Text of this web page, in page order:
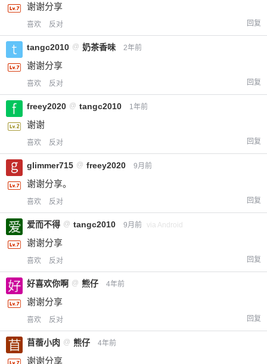
谢谢分享
喜欢 反对 回复
tangc2010 @ 奶茶香味 2年前
谢谢分享
喜欢 反对 回复
freey2020 @ tangc2010 1年前
谢谢
喜欢 反对 回复
glimmer715 @ freey2020 9月前
谢谢分享。
喜欢 反对 回复
爱而不得 @ tangc2010 9月前 via Android
谢谢分享
喜欢 反对 回复
好喜欢你啊 @ 熊仔 4年前
谢谢分享
喜欢 反对 回复
苜蓿小肉 @ 熊仔 4年前
谢谢分享